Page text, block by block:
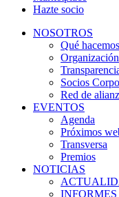
Hazte socio
NOSOTROS
Qué hacemos
Organización
Socios
Red de
EVENTOS
Agenda
Próximos
Transversa
Premios
NOTICIAS